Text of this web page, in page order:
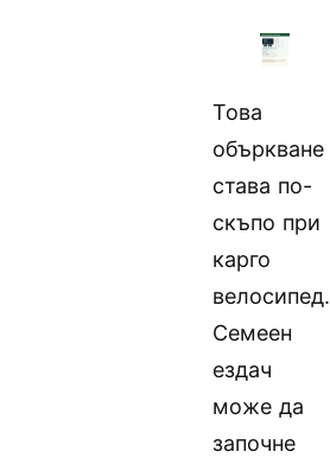
Това
объркване
става по-
скъпо при
карго
велосипед.
Семеен
ездач
може да
започне